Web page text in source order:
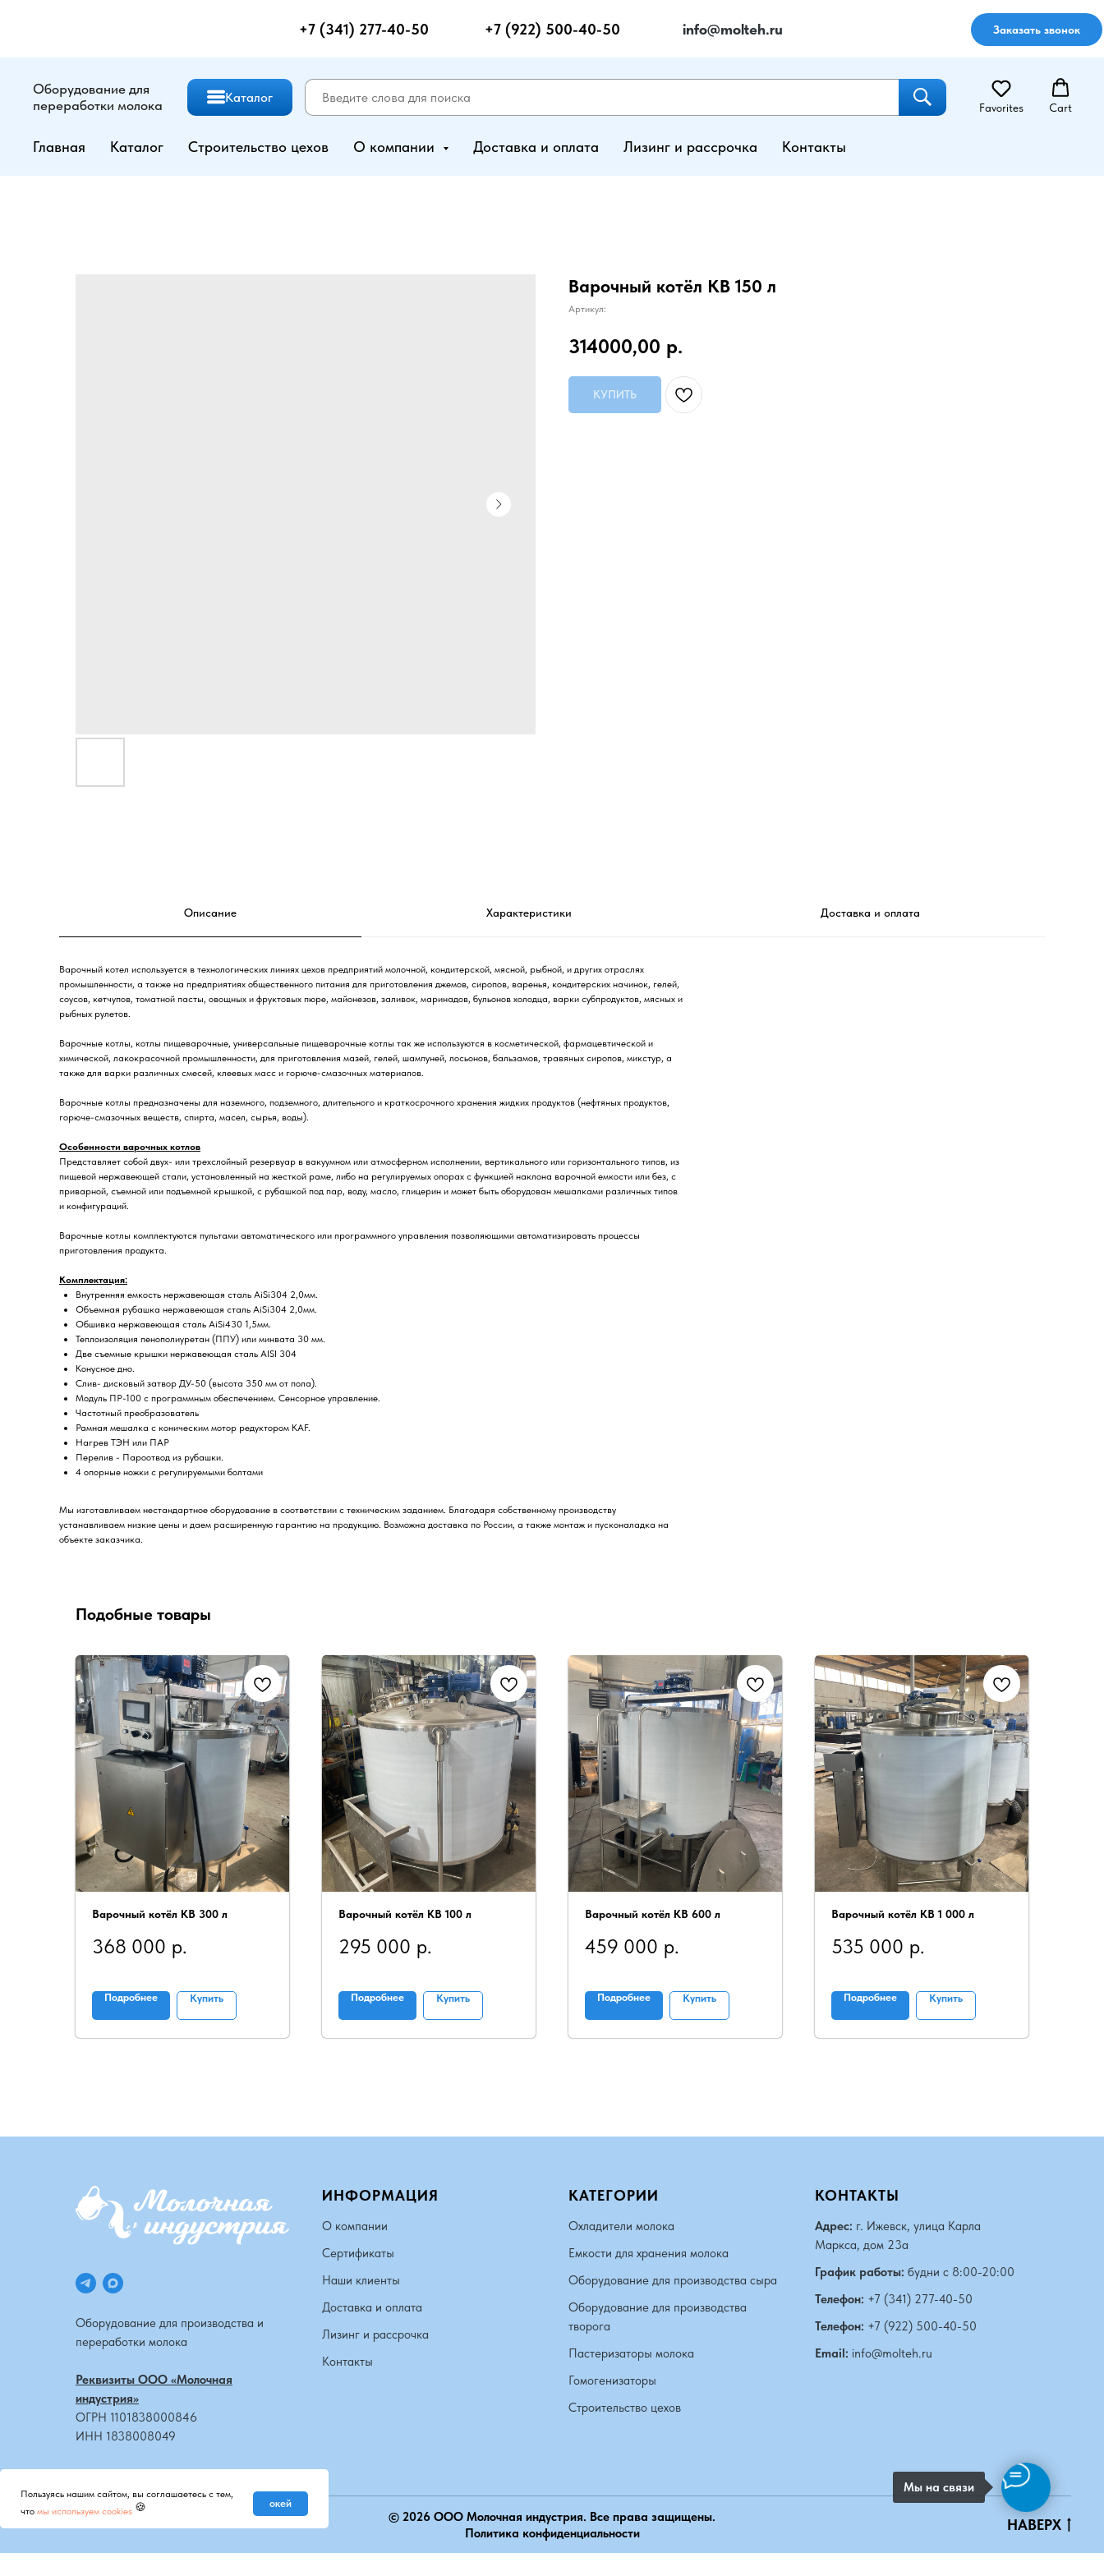
+7 (922) 500-40-50
+7 (341) 277-40-50 info@molteh.ru Заказать звонок
Оборудование для
переработки молока
Каталог
Favorites Cart
Главная Каталог Строительство цехов О компании Доставка и оплата Лизинг и рассрочка Контакты
Варочный котёл КВ 150 л
Артикул:
314000,00 р.
КУПИТЬ
Описание Характеристики Доставка и оплата
Варочный котел используется в технологических линиях цехов предприятий молочной, кондитерской, мясной, рыбной, и других отраслях
промышленности, а также на предприятиях общественного питания для приготовления джемов, сиропов, варенья, кондитерских начинок, гелей,
соусов, кетчупов, томатной пасты, овощных и фруктовых пюре, майонезов, заливок, маринадов, бульонов холодца, варки субпродуктов, мясных и
рыбных рулетов.
Варочные котлы, котлы пищеварочные, универсальные пищеварочные котлы так же используются в косметической, фармацевтической и
химической, лакокрасочной промышленности, для приготовления мазей, гелей, шампуней, лосьонов, бальзамов, травяных сиропов, микстур, а
также для варки различных смесей, клеевых масс и горюче-смазочных материалов.
Варочные котлы предназначены для наземного, подземного, длительного и краткосрочного хранения жидких продуктов (нефтяных продуктов,
горюче-смазочных веществ, спирта, масел, сырья, воды).
Особенности варочных котлов
Представляет собой двух- или трехслойный резервуар в вакуумном или атмосферном исполнении, вертикального или горизонтального типов, из
пищевой нержавеющей стали, установленный на жесткой раме, либо на регулируемых опорах с функцией наклона варочной емкости или без, с
приварной, съемной или подъемной крышкой, с рубашкой под пар, воду, масло, глицерин и может быть оборудован мешалками различных типов
и конфигураций.
Варочные котлы комплектуются пультами автоматического или программного управления позволяющими автоматизировать процессы
приготовления продукта.
Комплектация:
Внутренняя емкость нержавеющая сталь AiSi304 2,0мм.
Объемная рубашка нержавеющая сталь AiSi304 2,0мм.
Обшивка нержавеющая сталь AiSi430 1,5мм.
Теплоизоляция пенополиуретан (ППУ) или минвата 30 мм.
Две съемные крышки нержавеющая сталь AISI 304
Конусное дно.
Слив- дисковый затвор ДУ-50 (высота 350 мм от пола).
Модуль ПР-100 с программным обеспечением. Сенсорное управление.
Частотный преобразователь
Рамная мешалка с коническим мотор редуктором KAF.
Нагрев ТЭН или ПАР
Перелив - Пароотвод из рубашки.
4 опорные ножки с регулируемыми болтами
Мы изготавливаем нестандартное оборудование в соответствии с техническим заданием. Благодаря собственному производству
устанавливаем низкие цены и даем расширенную гарантию на продукцию. Возможна доставка по России, а также монтаж и пусконаладка на
объекте заказчика.
Подобные товары
Варочный котёл КВ 300 л
368 000 р.
Подробнее Купить
Варочный котёл КВ 100 л
295 000 р.
Подробнее Купить
Варочный котёл КВ 600 л
459 000 р.
Подробнее Купить
Варочный котёл КВ 1 000 л
535 000 р.
Подробнее Купить
Оборудование для производства и
переработки молока
Реквизиты ООО «Молочная
индустрия»
ОГРН 1101838000846
ИНН 1838008049
ИНФОРМАЦИЯ
О компании
Сертификаты
Наши клиенты
Доставка и оплата
Лизинг и рассрочка
Контакты
КАТЕГОРИИ
Охладители молока
Емкости для хранения молока
Оборудование для производства сыра
Оборудование для производства
творога
Пастеризаторы молока
Гомогенизаторы
Строительство цехов
КОНТАКТЫ
Адрес: г. Ижевск, улица Карла
Маркса, дом 23а
График работы: будни с 8:00-20:00
Телефон: +7 (341) 277-40-50
Телефон: +7 (922) 500-40-50
Email: info@molteh.ru
© 2026 ООО Молочная индустрия. Все права защищены.
Политика конфиденциальности
НАВЕРХ
Пользуясь нашим сайтом, вы соглашаетесь с тем,
что мы используем cookies 🍪 окей
Мы на связи